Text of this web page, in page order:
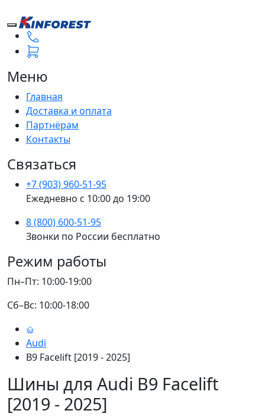
Меню
Главная
Доставка и оплата
Партнёрам
Контакты
Связаться
+7 (903) 960-51-95
Ежедневно с 10:00 до 19:00
8 (800) 600-51-95
Звонки по России бесплатно
Режим работы
Пн–Пт: 10:00-19:00
Сб–Вс: 10:00-18:00
Audi
B9 Facelift [2019 - 2025]
Шины для Audi B9 Facelift
[2019 - 2025]